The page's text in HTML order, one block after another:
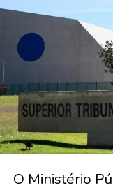
O Ministério